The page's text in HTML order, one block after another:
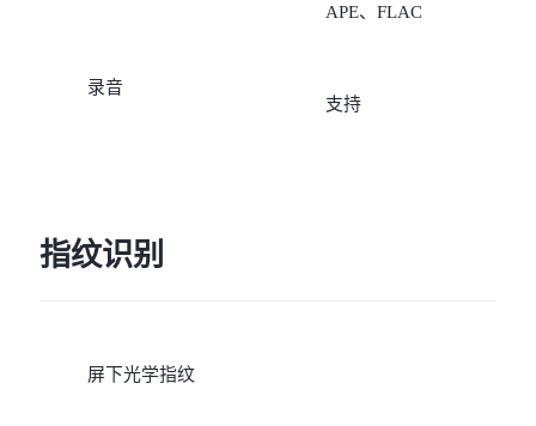
开通VoLTE业务，未开通
APE、FLAC
录音
支持
指纹识别
屏下光学指纹